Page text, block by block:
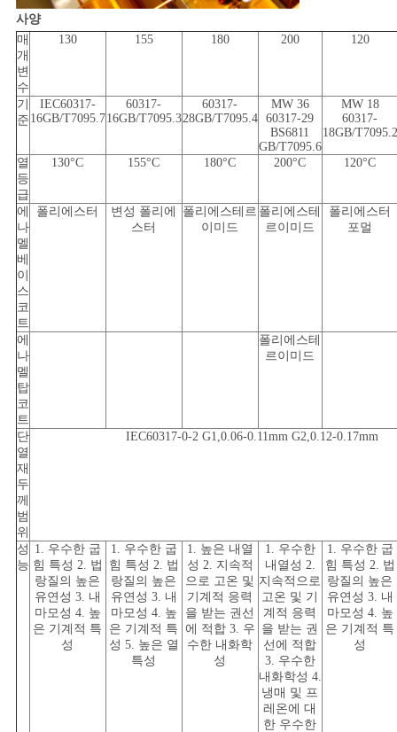
사
이
트
맵
PRIVACY
POLICY
사양
매
개
변
수
130 155 180 200 120
기
준
IEC60317-
16GB/T7095.7
60317-
16GB/T7095.3
60317-
28GB/T7095.4
MW 36
60317-29
BS6811
GB/T7095.6
MW 18
60317-
18GB/T7095.2
열
등
급
130°C 155°C 180°C 200°C 120°C
에
나
멜
베
이
스
코
트
폴리에스터
변성 폴리에
스터
폴리에스테르
이미드
폴리에스테
르이미드
폴리에스터
포멀
에
나
멜
탑
코
트
폴리에스테
르이미드
단
열
재
두
께
범
위
IEC60317-0-2 G1,0.06-0.11mm G2,0.12-0.17mm
성
능
1. 우수한 굽
힘 특성 2. 법
랑질의 높은
유연성 3. 내
마모성 4. 높
은 기계적 특
성
1. 우수한 굽
힘 특성 2. 법
랑질의 높은
유연성 3. 내
마모성 4. 높
은 기계적 특
성 5. 높은 열
특성
1. 높은 내열
성 2. 지속적
으로 고온 및
기계적 응력
을 받는 권선
에 적합 3. 우
수한 내화학
성
1. 우수한
내열성 2.
지속적으로
고온 및 기
계적 응력
을 받는 권
선에 적합
3. 우수한
내화학성 4.
냉매 및 프
레온에 대
한 우수한
1. 우수한 굽
힘 특성 2. 법
랑질의 높은
유연성 3. 내
마모성 4. 높
은 기계적 특
성